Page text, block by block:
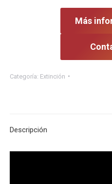
Más
Categoría: Extinción
Descripción